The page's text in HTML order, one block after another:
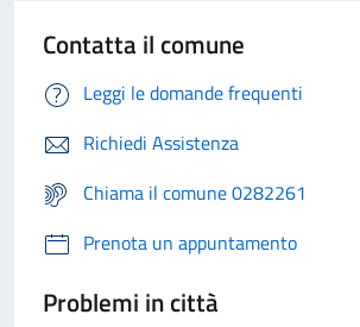
Contatta il comune
Leggi le domande frequenti
Richiedi Assistenza
Chiama il comune 0282261
Prenota un appuntamento
Problemi in città